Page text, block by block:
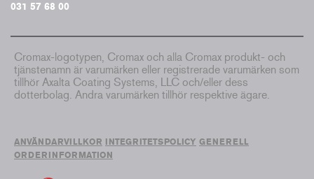
031 57 68 00
Cromax-logotypen, Cromax och alla Cromax produkt- och
tjänstenamn är varumärken eller registrerade varumärken som
tillhör Axalta Coating Systems, LLC och/eller dess
dotterbolag. Andra varumärken tillhör respektive ägare.
ANVÄNDARVILLKOR INTEGRITETSPOLICY GENERELL
ORDERINFORMATION